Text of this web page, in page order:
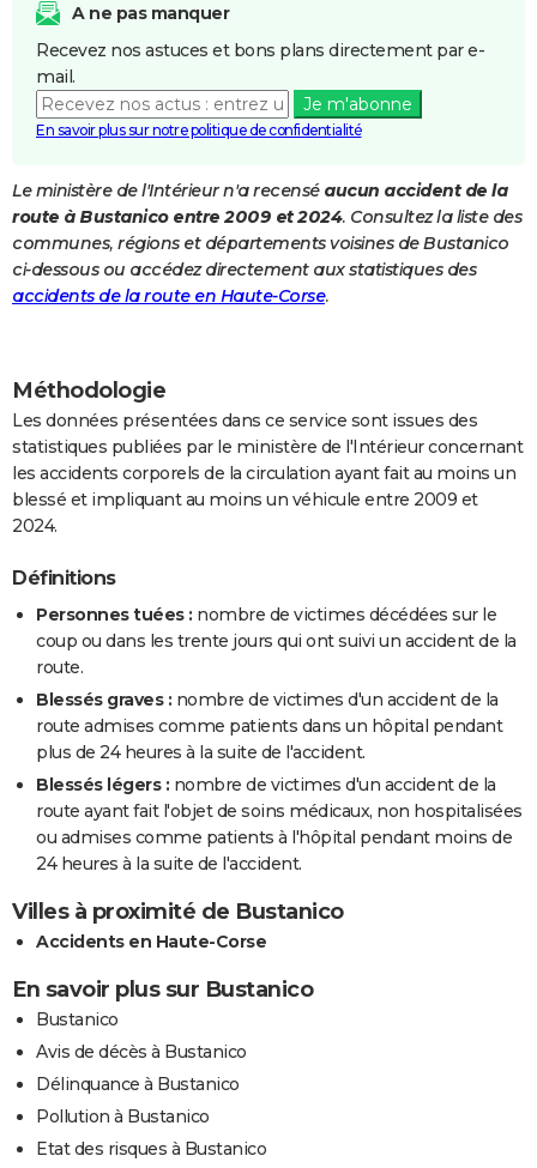
Destinations
City break
Voyage nature
Voyage de noces
Forum
Climat
PHOTO
GUIDES D'ACHAT
BONS PLANS
Carte de Noël
Carte Bonne année
Carte Saint-Valentin
Carte Pâques
Carte d'anniversaire
DICTIONNAIRE
Dictionnaire
Biographies
Citations
Expressions
Proverbes
PROGRAMME TV
FORUM
Bricolage
Television
A ne pas manquer
Recevez nos astuces et bons plans directement par e-
mail.
Je m'abonne
En savoir plus sur notre politique de confidentialité
Le ministère de l'Intérieur n'a recensé aucun accident de la
route à Bustanico entre 2009 et 2024. Consultez la liste des
communes, régions et départements voisines de Bustanico
ci-dessous ou accédez directement aux statistiques des
accidents de la route en Haute-Corse.
Méthodologie
Les données présentées dans ce service sont issues des
statistiques publiées par le ministère de l'Intérieur concernant
les accidents corporels de la circulation ayant fait au moins un
blessé et impliquant au moins un véhicule entre 2009 et
2024.
Définitions
Personnes tuées : nombre de victimes décédées sur le
coup ou dans les trente jours qui ont suivi un accident de la
route.
Blessés graves : nombre de victimes d'un accident de la
route admises comme patients dans un hôpital pendant
plus de 24 heures à la suite de l'accident.
Blessés légers : nombre de victimes d'un accident de la
route ayant fait l'objet de soins médicaux, non hospitalisées
ou admises comme patients à l'hôpital pendant moins de
24 heures à la suite de l'accident.
Villes à proximité de Bustanico
Accidents en Haute-Corse
En savoir plus sur Bustanico
Bustanico
Avis de décès à Bustanico
Délinquance à Bustanico
Pollution à Bustanico
Etat des risques à Bustanico